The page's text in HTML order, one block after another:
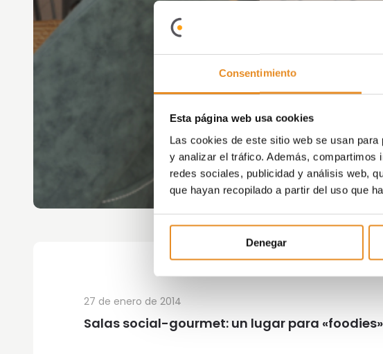
Consentimiento
Esta página web usa cookies
Las cookies de este sitio web se usan
y analizar el tráfico. Además, compartimos
redes sociales, publicidad y análisis web,
que hayan recopilado a partir del uso que
Denegar
Salas social-gourmet: un lugar para «foodies»
27 de enero de 2014